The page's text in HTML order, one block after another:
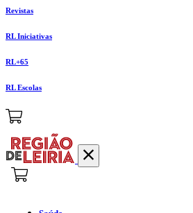
Revistas
RL Iniciativas
RL+65
RL Escolas